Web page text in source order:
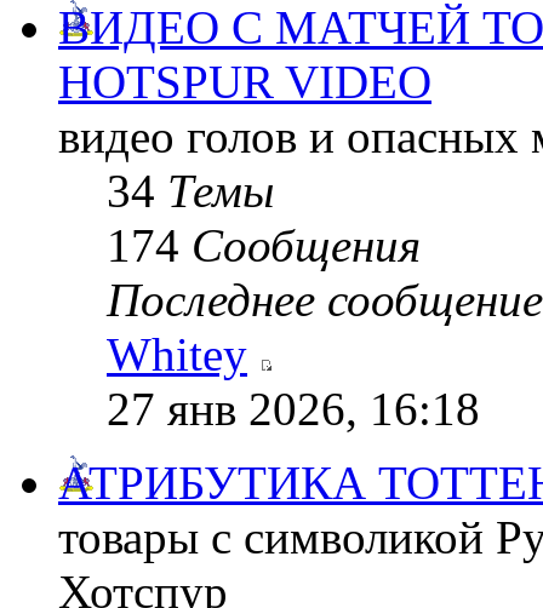
ВИДЕО С МАТЧЕЙ
HOTSPUR VIDEO
видео голов и
34 Темы
174 Сообщения
Последнее сообщение
Whitey
27 янв 2026, 16:18
АТРИБУТИКА
товары с символикой
Хотспур